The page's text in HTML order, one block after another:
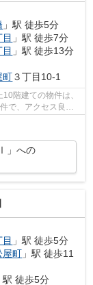
」駅 徒歩5分
」駅 徒歩7分
」駅 徒歩13分
町３丁目10-1
階建ての物件は、
で、アクセス良好
」への
」駅 徒歩5分
屋町 」駅 徒歩11
駅 徒歩5分